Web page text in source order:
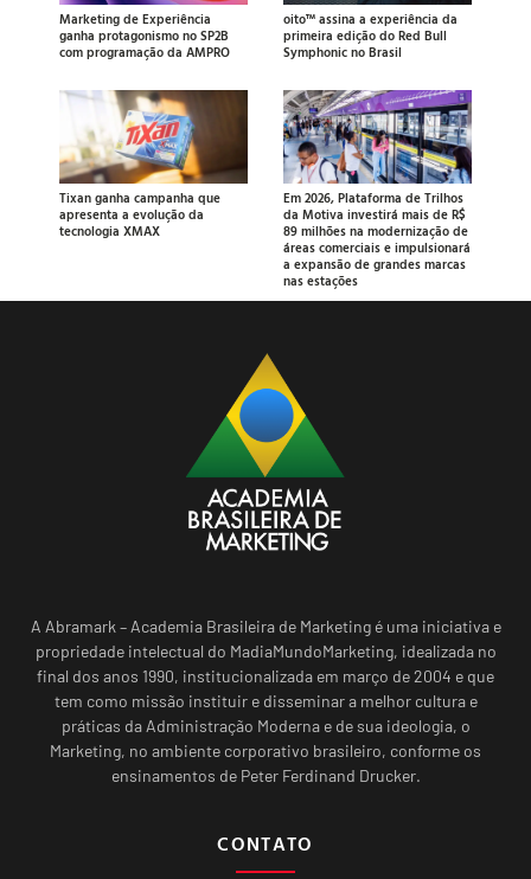
Marketing de Experiência
ganha protagonismo no SP2B
com programação da AMPRO
oito™ assina a experiência da
primeira edição do Red Bull
Symphonic no Brasil
Tixan ganha campanha que
apresenta a evolução da
tecnologia XMAX
Em 2026, Plataforma de Trilhos
da Motiva investirá mais de R$
89 milhões na modernização de
áreas comerciais e impulsionará
a expansão de grandes marcas
nas estações
A Abramark – Academia Brasileira de Marketing é uma iniciativa e
propriedade intelectual do MadiaMundoMarketing, idealizada no
final dos anos 1990, institucionalizada em março de 2004 e que
tem como missão instituir e disseminar a melhor cultura e
práticas da Administração Moderna e de sua ideologia, o
Marketing, no ambiente corporativo brasileiro, conforme os
ensinamentos de Peter Ferdinand Drucker.
CONTATO